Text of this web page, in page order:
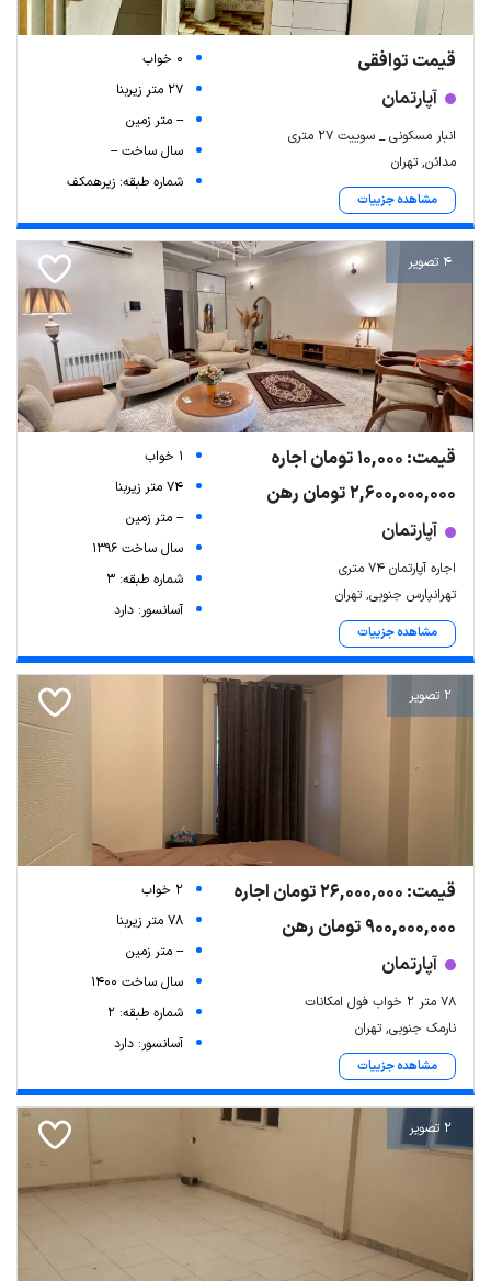
قیمت توافقی
آپارتمان
انبار مسکونی _ سوییت ۲۷ متری
مدائن, تهران
مشاهده جزییات
0 خواب
27 متر زیربنا
-- متر زمین
سال ساخت --
شماره طبقه: زیرهمکف
4 تصویر
قیمت: 10,000 تومان اجاره
2,600,000,000 تومان رهن
آپارتمان
اجاره آپارتمان ۷۴ متری
تهرانپارس جنوبی, تهران
مشاهده جزییات
1 خواب
74 متر زیربنا
-- متر زمین
سال ساخت 1396
شماره طبقه: 3
آسانسور: دارد
2 تصویر
قیمت: 26,000,000 تومان اجاره
900,000,000 تومان رهن
آپارتمان
۷۸ متر ۲ خواب فول امکانات
نارمک جنوبی, تهران
مشاهده جزییات
2 خواب
78 متر زیربنا
-- متر زمین
سال ساخت 1400
شماره طبقه: 2
آسانسور: دارد
2 تصویر